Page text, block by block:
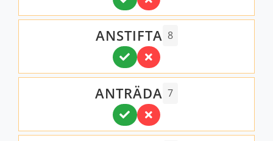
ANSTIFTA 8
ANTRÄDA 7